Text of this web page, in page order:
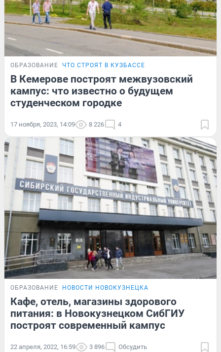
ОБРАЗОВАНИЕ ЧТО СТРОЯТ В КУЗБАССЕ
В Кемерове построят межвузовский
кампус: что известно о будущем
студенческом городке
17 ноября, 2023, 14:09 8 226 4
ОБРАЗОВАНИЕ НОВОСТИ НОВОКУЗНЕЦКА
Кафе, отель, магазины здорового
питания: в Новокузнецком СибГИУ
построят современный кампус
22 апреля, 2022, 16:59 3 896 Обсудить